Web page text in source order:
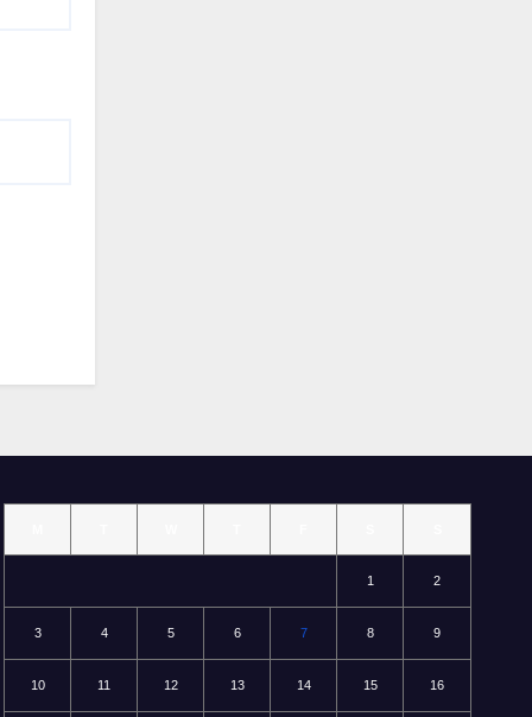
1 2
3 4 5 6 7 8 9
10 11 12 13 14 15 16